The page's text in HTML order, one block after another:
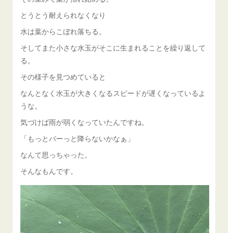
とうとう耐えられなくなり
水は葉からこぼれ落ちる。
そしてまた小さな水玉がそこに生まれることを繰り返して
る。
その様子を見つめていると
なんとなく水玉が大きくなるスピードが遅くなっているよ
うな。
気づけば雨が弱くなっていたんですね。
「もっとバーっと降らないかなぁ」
なんて思っちゃった。
そんなもんです。